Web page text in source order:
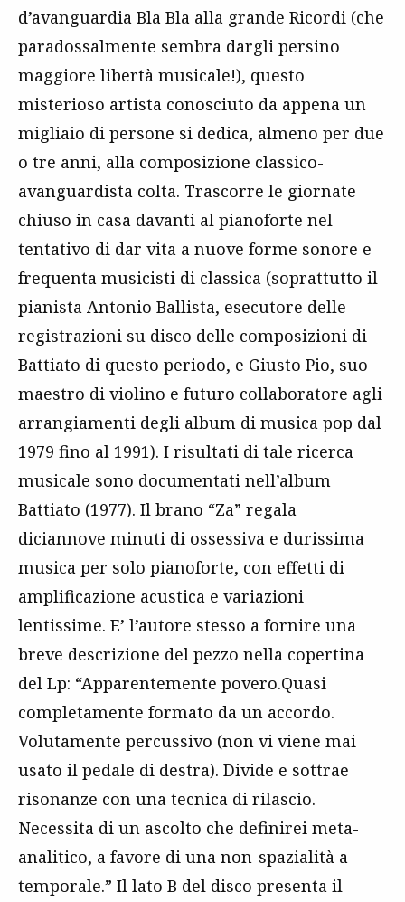
d’avanguardia Bla Bla alla grande Ricordi (che
paradossalmente sembra dargli persino
maggiore libertà musicale!), questo
misterioso artista conosciuto da appena un
migliaio di persone si dedica, almeno per due
o tre anni, alla composizione classico-
avanguardista colta. Trascorre le giornate
chiuso in casa davanti al pianoforte nel
tentativo di dar vita a nuove forme sonore e
frequenta musicisti di classica (soprattutto il
pianista Antonio Ballista, esecutore delle
registrazioni su disco delle composizioni di
Battiato di questo periodo, e Giusto Pio, suo
maestro di violino e futuro collaboratore agli
arrangiamenti degli album di musica pop dal
1979 fino al 1991). I risultati di tale ricerca
musicale sono documentati nell’album
Battiato (1977). Il brano “Za” regala
diciannove minuti di ossessiva e durissima
musica per solo pianoforte, con effetti di
amplificazione acustica e variazioni
lentissime. E’ l’autore stesso a fornire una
breve descrizione del pezzo nella copertina
del Lp: “Apparentemente povero.Quasi
completamente formato da un accordo.
Volutamente percussivo (non vi viene mai
usato il pedale di destra). Divide e sottrae
risonanze con una tecnica di rilascio.
Necessita di un ascolto che definirei meta-
analitico, a favore di una non-spazialità a-
temporale.” Il lato B del disco presenta il